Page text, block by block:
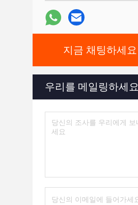
지금 채팅하세요
우리를 메일링하세요